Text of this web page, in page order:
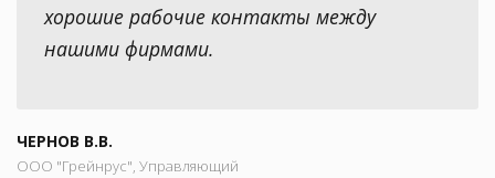
хорошие рабочие контакты между
нашими фирмами.
ЧЕРНОВ В.В.
ООО "Грейнрус", Управляющий